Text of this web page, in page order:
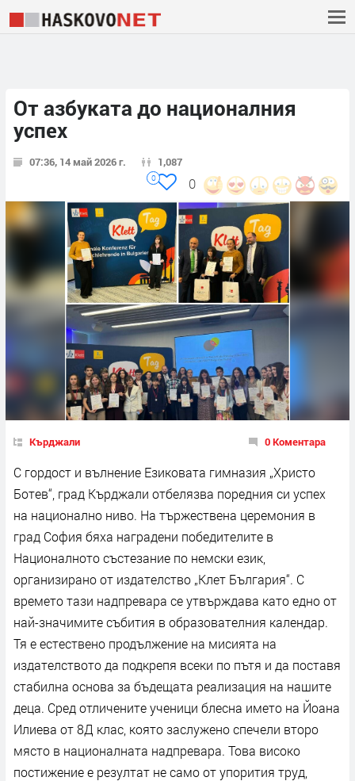
От азбуката до националния
успех
07:36, 14 май 2026 г. 1,087
0
0
Кърджали 0 Коментара
С гордост и вълнение Езиковата гимназия „Христо
Ботев“, град Кърджали отбелязва поредния си успех
на национално ниво. На тържествена церемония в
град София бяха наградени победителите в
Националното състезание по немски език,
организирано от издателство „Клет България“. С
времето тази надпревара се утвърждава като едно от
най-значимите събития в образователния календар.
Тя е естествено продължение на мисията на
издателството да подкрепя всеки по пътя и да поставя
стабилна основа за бъдещата реализация на нашите
деца. Сред отличените ученици блесна името на Йоана
Илиева от 8Д клас, която заслужено спечели второ
място в националната надпревара. Това високо
постижение е резултат не само от упорития труд,